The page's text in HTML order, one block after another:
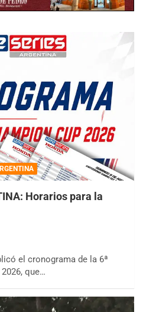
Horarios para la
el cronograma de la 6ª
que…